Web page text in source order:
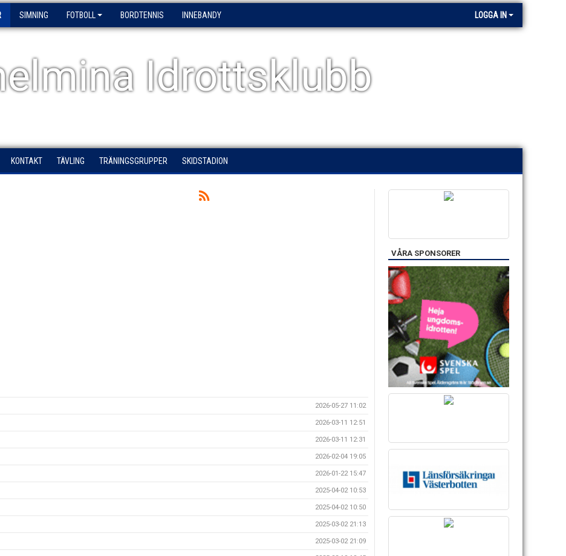
SIMNING FOTBOLL BORDTENNIS INNEBANDY LOGGA IN
Idrottsklubb
KONTAKT TÄVLING TRÄNINGSGRUPPER SKIDSTADION
2026-05-27 11:02
2026-03-11 12:51
2026-03-11 12:31
2026-02-04 19:05
2026-01-22 15:47
2025-04-02 10:53
2025-04-02 10:50
2025-03-02 21:13
2025-03-02 21:09
VÅRA SPONSORER